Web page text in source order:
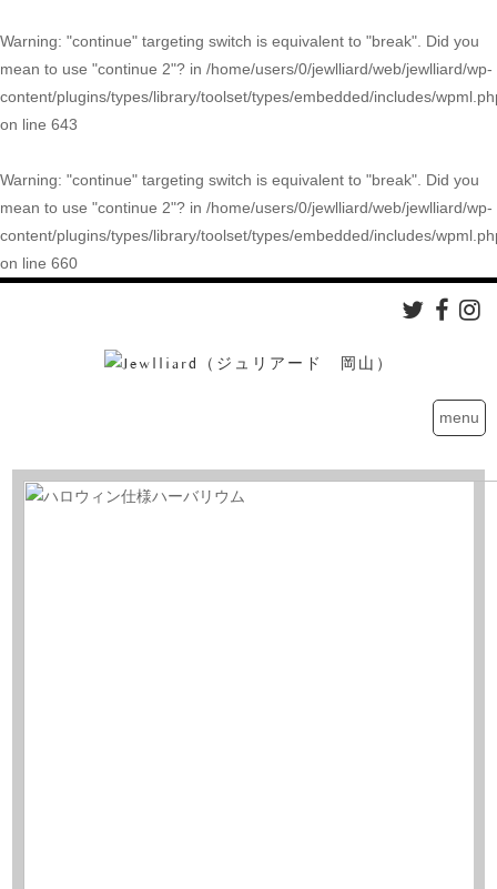
Warning: "continue" targeting switch is equivalent to "break". Did you
mean to use "continue 2"? in /home/users/0/jewlliard/web/jewlliard/wp-
content/plugins/types/library/toolset/types/embedded/includes/
on line 643
Warning: "continue" targeting switch is equivalent to "break". Did you
mean to use "continue 2"? in /home/users/0/jewlliard/web/jewlliard/wp-
content/plugins/types/library/toolset/types/embedded/includes/
on line 660
menu